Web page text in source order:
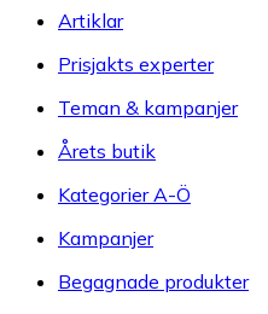
Artiklar
Prisjakts experter
Teman & kampanjer
Årets butik
Kategorier A-Ö
Kampanjer
Begagnade produkter